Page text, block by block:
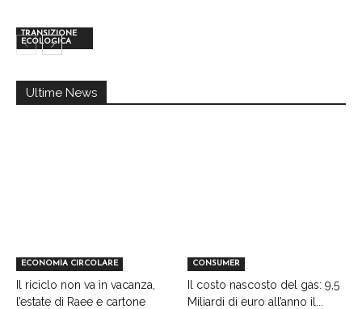
TRANSIZIONE
ECOLOGICA
Ultime News
ECONOMIA CIRCOLARE
Il riciclo non va in vacanza,
l’estate di Raee e cartone
CONSUMER
Il costo nascosto del gas: 9,5
Miliardi di euro all’anno il...